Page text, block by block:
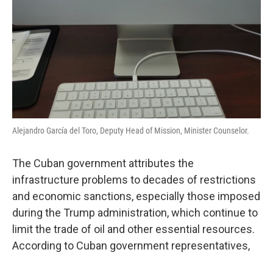
Alejandro García del Toro, Deputy Head of Mission, Minister Counselor.
The Cuban government attributes the
infrastructure problems to decades of restrictions
and economic sanctions, especially those imposed
during the Trump administration, which continue to
limit the trade of oil and other essential resources.
According to Cuban government representatives,